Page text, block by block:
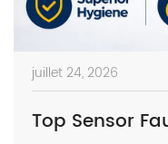
juillet 24, 2026